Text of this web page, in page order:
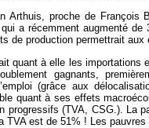
Arthuis, proche de
a récemment augmenté
de production permettrait
quant à elle les importations
gagnants,
(grâce aux
quant à ses effets
progressifs (TVA, CSG.). La
est de 51% ! Les pauvres